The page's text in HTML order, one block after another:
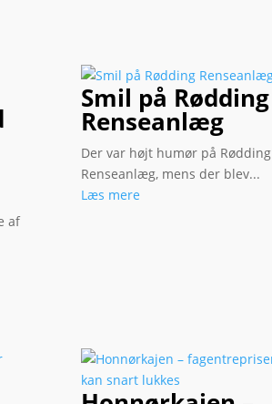
af
Smil på Rødding
Renseanlæg
Der var højt humør på Rødding
Renseanlæg, mens der blev...
Læs mere